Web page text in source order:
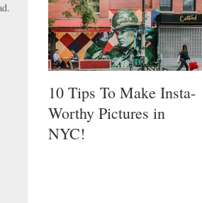
10 Tips To Make Insta-
Worthy Pictures in
NYC!